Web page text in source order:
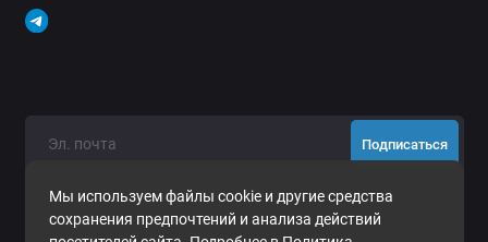
Мы используем файлы cookie и другие средства
сохранения предпочтений и анализа действий
Подписаться
Нажимая на кнопку «Подписаться», Вы даетесогласие на
обработку персональных данных.